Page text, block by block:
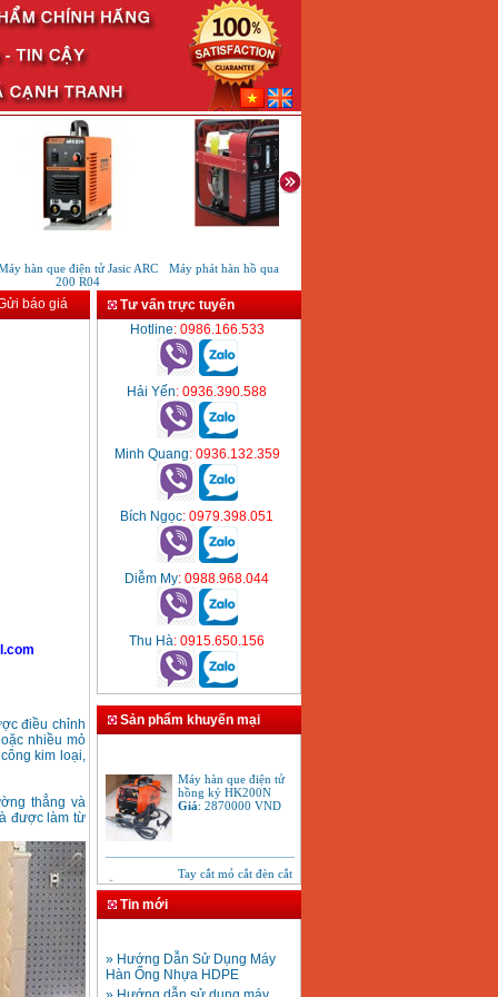
hàn que điện tử Jasic ARC
200 R04
Máy phát hàn hồ quang HB150
báo giá
điều chỉnh
nhiều mỏ
kim loại,
thẳng và
được làm từ
Tư vấn trực tuyến
Hotline: 0986.166.533
Hải Yến: 0936.390.588
Minh Quang: 0936.132.359
Bích Ngọc: 0979.398.051
Diễm My: 0988.968.044
Thu Hà: 0915.650.156
Sản phẩm khuyến mại
hồng ký HK200N
Giá:2870000VND
Tay cắt mỏ cắt đèn cắt
gió đá oxy gas
Acetylen
Tin mới
Hàn Ống Nhựa HDPE
» Hướng dẫn sử dụng máy
hàn ống HDPE